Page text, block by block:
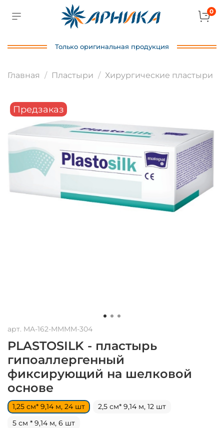
0
Только оригинальная продукция
Главная Пластыри Хирургические пластыри
Предзаказ
арт. MA-162-MMMM-304
PLASTOSILK - пластырь
гипоаллергенный
фиксирующий на шелковой
основе
1,25 см* 9,14 м, 24 шт
2,5 см* 9,14 м, 12 шт
5 см * 9,14 м, 6 шт